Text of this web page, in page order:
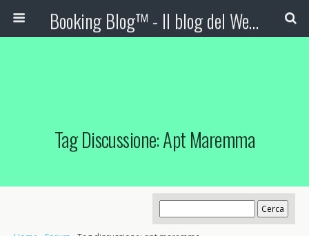
Booking Blog™ - Il blog del Web Marketing Turistico
Tag Discussione: Apt Maremma